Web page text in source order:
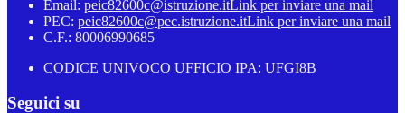
Email: peic82600c@istruzione.itLink per inviare una mail
PEC: peic82600c@pec.istruzione.itLink per inviare una mail
C.F.: 80006990685
CODICE UNIVOCO UFFICIO IPA: UFGI8B
Seguici su